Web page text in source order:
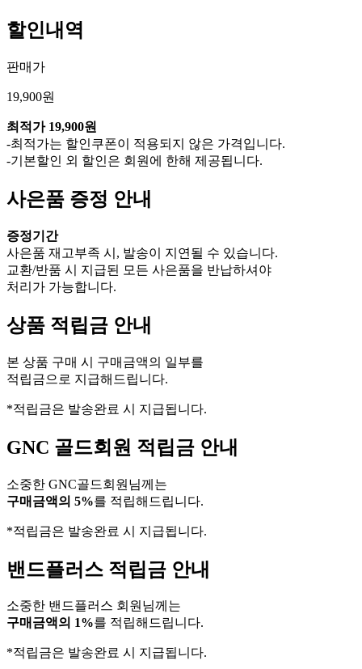
할인내역
판매가
19,900원
최적가 19,900원
-최적가는 할인쿠폰이 적용되지 않은 가격입니다.
-기본할인 외 할인은 회원에 한해 제공됩니다.
사은품 증정 안내
증정기간
사은품 재고부족 시, 발송이 지연될 수 있습니다.
교환/반품 시 지급된 모든 사은품을 반납하셔야
처리가 가능합니다.
상품 적립금 안내
본 상품 구매 시 구매금액의 일부를
적립금으로 지급해드립니다.
*적립금은 발송완료 시 지급됩니다.
GNC 골드회원 적립금 안내
소중한 GNC골드회원님께는
구매금액의 5%를 적립해드립니다.
*적립금은 발송완료 시 지급됩니다.
밴드플러스 적립금 안내
소중한 밴드플러스 회원님께는
구매금액의 1%를 적립해드립니다.
*적립금은 발송완료 시 지급됩니다.